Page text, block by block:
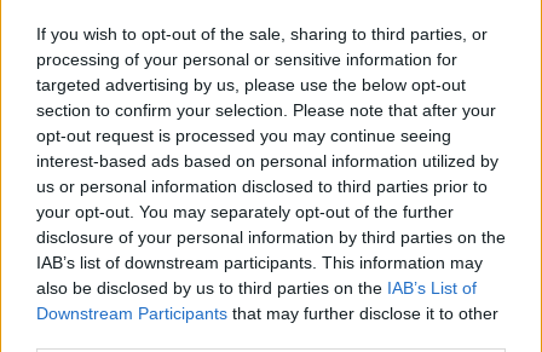
If you wish to opt-out of the sale, sharing to third parties, or
processing of your personal or sensitive information for
targeted advertising by us, please use the below opt-out
section to confirm your selection. Please note that after your
opt-out request is processed you may continue seeing
interest-based ads based on personal information utilized by
us or personal information disclosed to third parties prior to
your opt-out. You may separately opt-out of the further
disclosure of your personal information by third parties on the
IAB’s list of downstream participants. This information may
also be disclosed by us to third parties on the IAB’s List of
Downstream Participants that may further disclose it to other